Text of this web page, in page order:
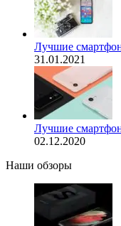
Лучшие
31.01.2021
Лучшие
02.12.2020
Наши обзоры